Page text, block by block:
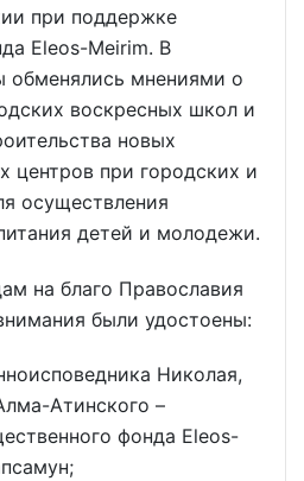
при поддержке
Eleos-Meirim. В
обменялись мнениями о
воскресных школ и
новых
центров при городских и
осуществления
детей и молодежи.
на благо Православия
были удостоены:
Николая,
Атинского –
фонда Eleos-